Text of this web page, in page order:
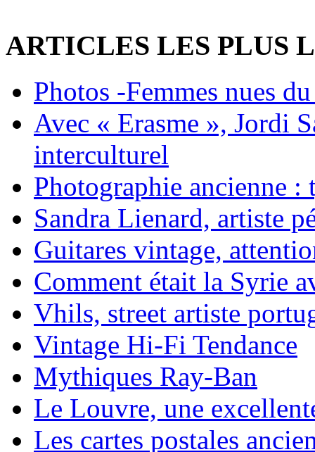
ARTICLES LES PLUS
Photos -Femmes nues
Avec « Erasme », Jordi
interculturel
Photographie ancienne :
Sandra Lienard, artiste
Guitares vintage,
Comment était la Syrie
Vhils, street artiste
Vintage Hi-Fi Tendance
Mythiques Ray-Ban
Le Louvre, une
Les cartes postales